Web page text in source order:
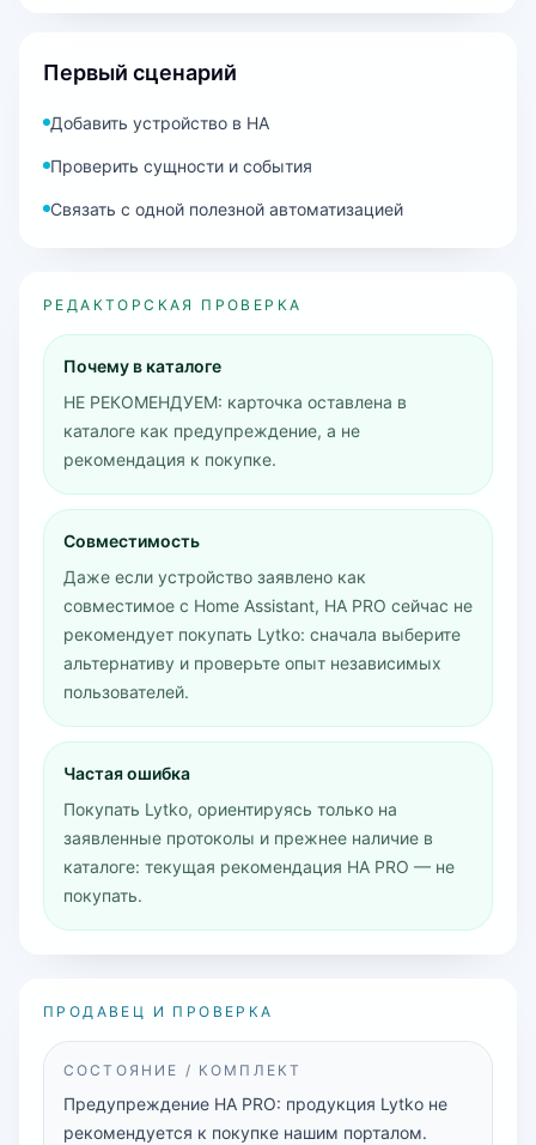
Первый сценарий
Добавить устройство в HA
Проверить сущности и события
Связать с одной полезной автоматизацией
РЕДАКТОРСКАЯ ПРОВЕРКА
Почему в каталоге
НЕ РЕКОМЕНДУЕМ: карточка оставлена в
каталоге как предупреждение, а не
рекомендация к покупке.
Совместимость
Даже если устройство заявлено как
совместимое с Home Assistant, HA PRO сейчас не
рекомендует покупать Lytko: сначала выберите
альтернативу и проверьте опыт независимых
пользователей.
Частая ошибка
Покупать Lytko, ориентируясь только на
заявленные протоколы и прежнее наличие в
каталоге: текущая рекомендация HA PRO — не
покупать.
ПРОДАВЕЦ И ПРОВЕРКА
СОСТОЯНИЕ / КОМПЛЕКТ
Предупреждение HA PRO: продукция Lytko не
рекомендуется к покупке нашим порталом.